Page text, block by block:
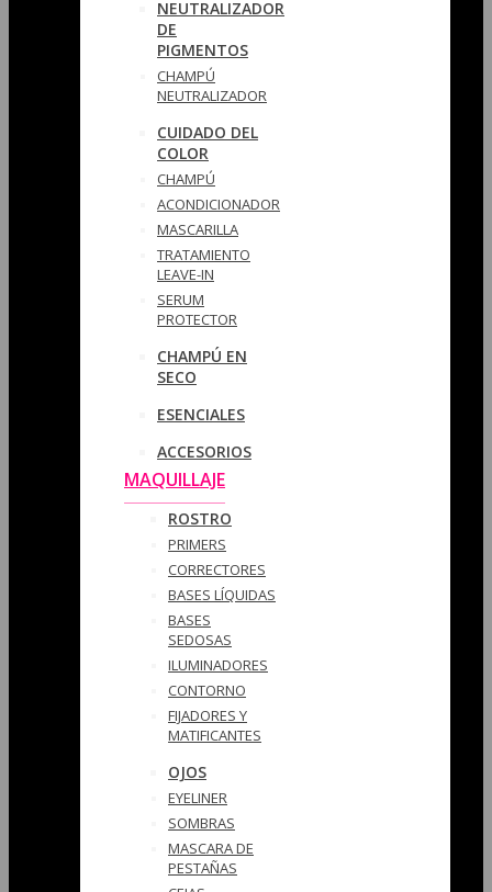
NEUTRALIZADOR
DE
PIGMENTOS
CHAMPÚ
NEUTRALIZADOR
CUIDADO DEL
COLOR
CHAMPÚ
ACONDICIONADOR
MASCARILLA
TRATAMIENTO
LEAVE-IN
SERUM
PROTECTOR
CHAMPÚ EN
SECO
ESENCIALES
ACCESORIOS
MAQUILLAJE
ROSTRO
PRIMERS
CORRECTORES
BASES LÍQUIDAS
BASES
SEDOSAS
ILUMINADORES
CONTORNO
FIJADORES Y
MATIFICANTES
OJOS
EYELINER
SOMBRAS
MASCARA DE
PESTAÑAS